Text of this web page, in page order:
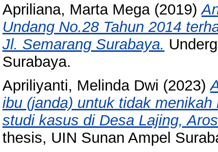
Apriliana, Marta Mega(2019)
Undang No.28 Tahun 2014
Jl. Semarang Surabaya.
Surabaya.
Apriliyanti, Melinda Dwi (2023)
ibu (janda) untuk tidak
studi kasus di Desa Lajing,
thesis, UIN Sunan Ampel